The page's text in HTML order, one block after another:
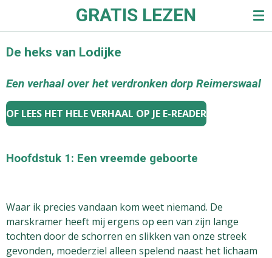
de
GRATIS LEZEN
De heks van Lodijke
Een verhaal over het verdronken dorp Reimerswaal
OF LEES HET HELE VERHAAL OP JE E-READER
Hoofdstuk 1: Een vreemde geboorte
Waar ik precies vandaan kom weet niemand. De
marskramer heeft mij ergens op een van zijn lange
tochten door de schorren en slikken van onze streek
gevonden, moederziel alleen spelend naast het lichaam